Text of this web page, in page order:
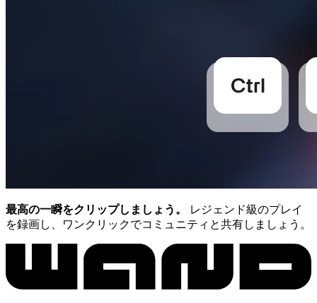
最高の一瞬をクリップしましょう。
レジェンド級のプレイ
を録画し、ワンクリックでコミュニティと共有しましょう。